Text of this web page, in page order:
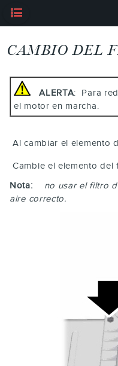
CAMBIO DEL
ALERTA: Para
el motor en marcha.
Al cambiar el
Cambie el elemento
Nota:
no usar el filtro
aire correcto.